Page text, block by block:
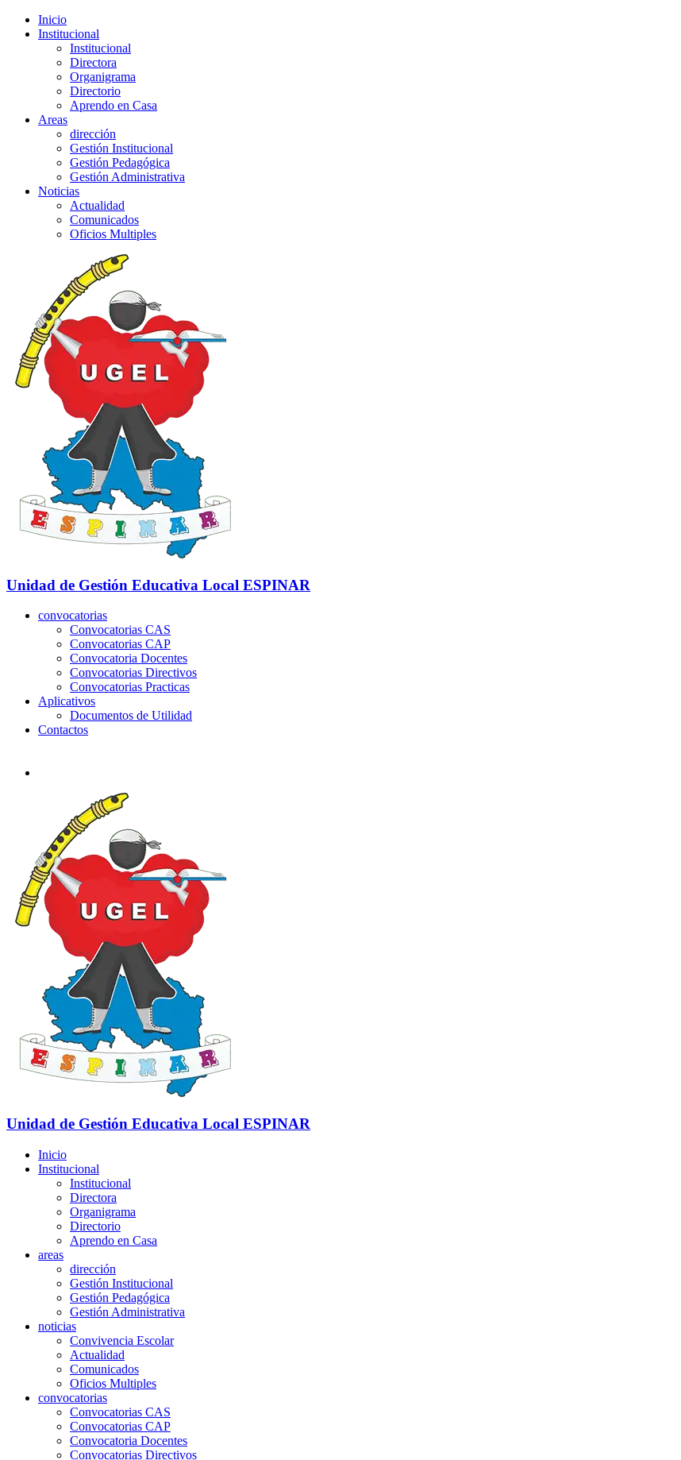
Inicio
Institucional
Institucional
Directora
Organigrama
Directorio
Aprendo en Casa
Areas
dirección
Gestión Institucional
Gestión Pedagógica
Gestión Administrativa
Noticias
Actualidad
Comunicados
Oficios Multiples
Unidad de Gestión Educativa Local ESPINAR
convocatorias
Convocatorias CAS
Convocatorias CAP
Convocatoria Docentes
Convocatorias Directivos
Convocatorias Practicas
Aplicativos
Documentos de Utilidad
Contactos
Unidad de Gestión Educativa Local ESPINAR
Inicio
Institucional
Institucional
Directora
Organigrama
Directorio
Aprendo en Casa
areas
dirección
Gestión Institucional
Gestión Pedagógica
Gestión Administrativa
noticias
Convivencia Escolar
Actualidad
Comunicados
Oficios Multiples
convocatorias
Convocatorias CAS
Convocatorias CAP
Convocatoria Docentes
Convocatorias Directivos